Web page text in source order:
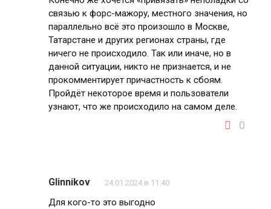
связью к форс-мажору, местного значения, но
параллельно всё это произошло в Москве,
Татарстане и других регионах страны, где
ничего не происходило. Так или иначе, но в
данной ситуации, никто не признается, и не
прокомментирует причастность к сбоям.
Пройдёт некоторое время и пользователи
узнают, что же происходило на самом деле.
0
Glinnikov 24.01.2024 в 11:40
Для кого-то это выгодно